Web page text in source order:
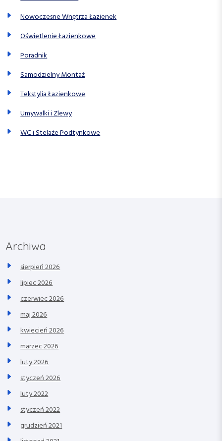
Nowoczesne Wnętrza Łazienek
Oświetlenie Łazienkowe
Poradnik
Samodzielny Montaż
Tekstylia Łazienkowe
Umywalki i Zlewy
WC i Stelaże Podtynkowe
Archiwa
sierpień 2026
lipiec 2026
czerwiec 2026
maj 2026
kwiecień 2026
marzec 2026
luty 2026
styczeń 2026
luty 2022
styczeń 2022
grudzień 2021